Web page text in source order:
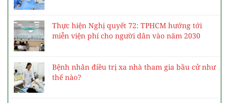
Thực hiện Nghị quyết 72: TPHCM hướng tới
miễn viện phí cho người dân vào năm 2030
Bệnh nhân điều trị xa nhà tham gia bầu cử như
thế nào?